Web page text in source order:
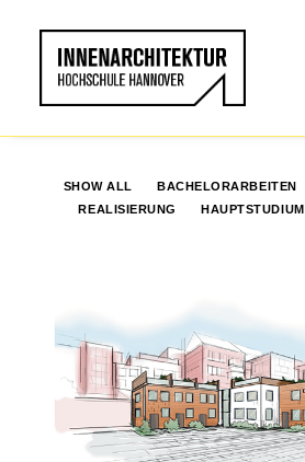
SHOW ALL BACHELORARBEITEN
REALISIERUNG
HAUPTSTUDIUM
Hauptstudium